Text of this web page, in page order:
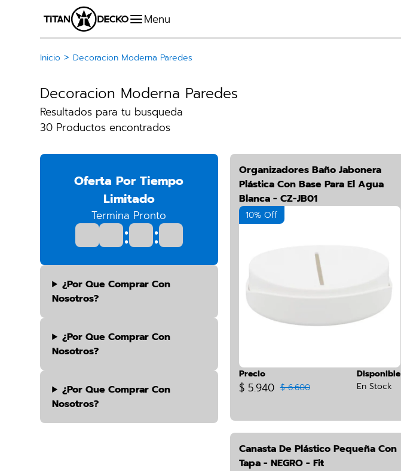
Inicio > Decoracion Moderna Paredes
Decoracion Moderna Paredes
Resultados para tu busqueda
30 Productos encontrados
Oferta Por Tiempo
Limitado
Termina Pronto
: :
¿por Que Comprar Con
Nosotros?
¿por Que Comprar Con
Nosotros?
¿por Que Comprar Con
Nosotros?
Organizadores Baño Jabonera
Plástica Con Base Para El Agua
Blanca - CZ-JB01
10% Off
Precio
$ 5.940 $ 6.600
Disponible
En Stock
Canasta De Plástico Pequeña Con
Tapa - NEGRO - Fit